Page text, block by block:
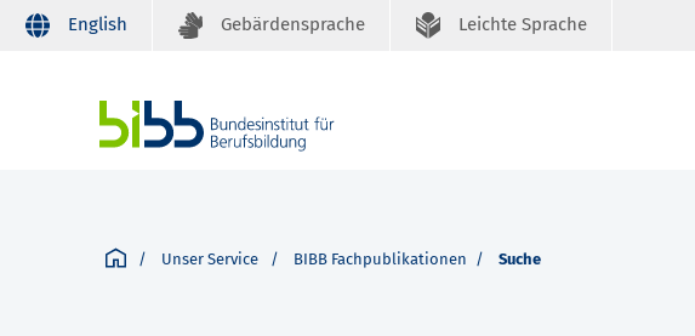
English Gebärdensprache Leichte Sprache
Unser Service BIBB Fachpublikationen Suche